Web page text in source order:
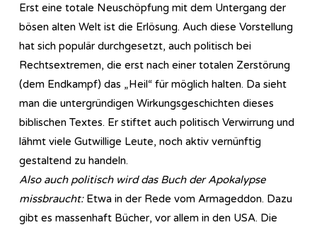
Erst eine totale Neuschöpfung mit dem Untergang der
bösen alten Welt ist die Erlösung. Auch diese Vorstellung
hat sich populär durchgesetzt, auch politisch bei
Rechtsextremen, die erst nach einer totalen Zerstörung
(dem Endkampf) das „Heil“ für möglich halten. Da sieht
man die untergründigen Wirkungsgeschichten dieses
biblischen Textes. Er stiftet auch politisch Verwirrung und
lähmt viele Gutwillige Leute, noch aktiv vernünftig
gestaltend zu handeln.
Also auch politisch wird das Buch der Apokalypse
missbraucht:Etwa in der Rede vom Armageddon. Dazu
gibt es massenhaft Bücher, vor allem in den USA. Die